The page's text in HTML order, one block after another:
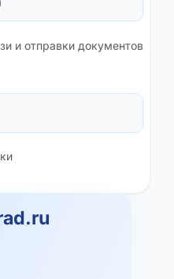
и отправки документов